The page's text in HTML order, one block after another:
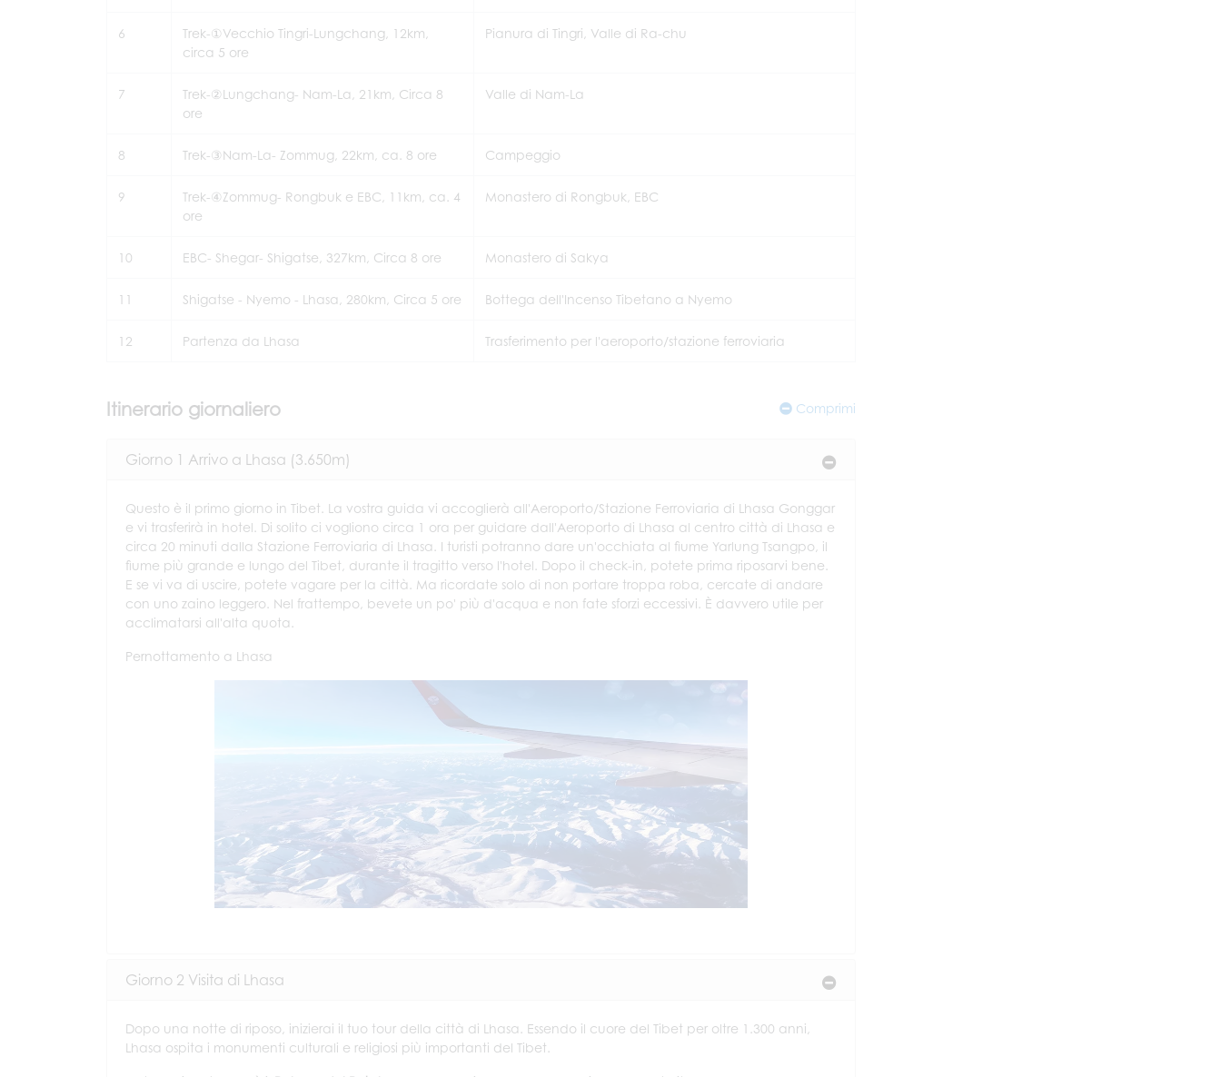
6
Trek-①Vecchio Tingri-Lungchang, 12km,
circa 5 ore
Pianura di Tingri, Valle di Ra-chu
7
Trek-②Lungchang- Nam-La, 21km, Circa 8
ore
Valle di Nam-La
8 Trek-③Nam-La- Zommug, 22km, ca. 8 ore Campeggio
9
Trek-④Zommug- Rongbuk e EBC, 11km, ca. 4
ore
Monastero di Rongbuk, EBC
10 EBC- Shegar- Shigatse, 327km, Circa 8 ore Monastero di Sakya
11 Shigatse - Nyemo - Lhasa, 280km, Circa 5 ore Bottega dell'Incenso Tibetano a Nyemo
12 Partenza da Lhasa Trasferimento per l'aeroporto/stazione ferroviaria
Itinerario giornaliero Comprimi
Giorno 1 Arrivo a Lhasa (3.650m)
Questo è il primo giorno in Tibet. La vostra guida vi accoglierà all'Aeroporto/Stazione Ferroviaria di Lhasa Gonggar
e vi trasferirà in hotel. Di solito ci vogliono circa 1 ora per guidare dall'Aeroporto di Lhasa al centro città di Lhasa e
circa 20 minuti dalla Stazione Ferroviaria di Lhasa. I turisti potranno dare un'occhiata al fiume Yarlung Tsangpo, il
fiume più grande e lungo del Tibet, durante il tragitto verso l'hotel. Dopo il check-in, potete prima riposarvi bene.
E se vi va di uscire, potete vagare per la città. Ma ricordate solo di non portare troppa roba, cercate di andare
con uno zaino leggero. Nel frattempo, bevete un po' più d'acqua e non fate sforzi eccessivi. È davvero utile per
acclimatarsi all'alta quota.
Pernottamento a Lhasa
Giorno 2 Visita di Lhasa
Dopo una notte di riposo, inizierai il tuo tour della città di Lhasa. Essendo il cuore del Tibet per oltre 1.300 anni,
Lhasa ospita i monumenti culturali e religiosi più importanti del Tibet.